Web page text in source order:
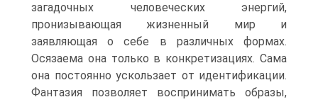
загадочных человеческих энергий,
пронизывающая жизненный мир и
заявляющая о себе в раз­личных формах.
Осязаема она только в конкретизациях. Сама
она постоянно ускользает от идентификации.
Фантазия позволяет воспри­нимать образы,